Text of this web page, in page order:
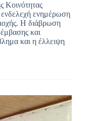
Κοινότητας
ενημέρωση
Η διάβρωση
και
και η έλλειψη